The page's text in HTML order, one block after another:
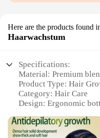
Here are the products found
Haarwachstum
Specifications:
Material: Premium
Product Type: Hair
Category: Hair Care
Design: Ergonomic
growth
Performance: